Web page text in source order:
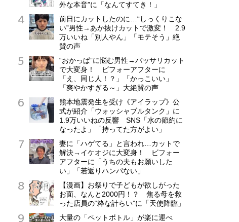
外な本音”に「なんてすてき！」
前日にカットしたのに…“しっくりこな
い”男性→あか抜けカットで激変！ 2.9
万いいね「別人やん」「モテそう」絶
賛の声
“おかっぱ”に悩む男性→バッサリカット
で大変身！ ビフォーアフターに
「え、同じ人！？」「かっこいい」
「爽やかすぎる～」大絶賛の声
熊本地震発生を受け《アイラップ》公
式が紹介「ウォッシャブルタンク」に
1.9万いいねの反響 SNS「水の節約に
なったよ」「持ってた方がよい」
妻に「ハゲてる」と言われ…カットで
解決→イケオジに大変身！ ビフォー
アフターに「うちの夫もお願いした
い」「若返りハンパない」
【漫画】お祭りで子どもが欲しがった
お面、なんと2000円！？ 焦る母を救
った店員の“粋な計らい”に「天使降臨」
大量の「ペットボトル」が楽に運べ